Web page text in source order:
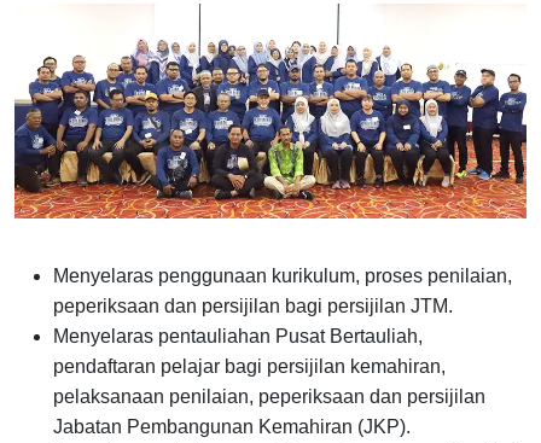
Menyelaras penggunaan kurikulum, proses penilaian,
peperiksaan dan persijilan bagi persijilan JTM.
Menyelaras pentauliahan Pusat Bertauliah,
pendaftaran pelajar bagi persijilan kemahiran,
pelaksanaan penilaian, peperiksaan dan persijilan
Jabatan Pembangunan Kemahiran (JKP).